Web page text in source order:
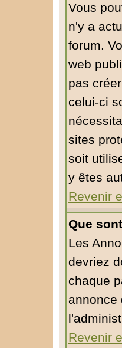
Vous
n'y a
forum.
web
pas
celui-ci
sites
soit
y êtes
Revenir
Que
Les
devriez
chaque
annonce
Revenir